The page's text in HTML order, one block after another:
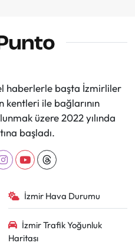
haberlerle başta İzmirliler
kentleri ile bağlarının
üzere 2022 yılında
başladı.
İzmir Hava Durumu
İzmir Trafik Yoğunluk
Haritası